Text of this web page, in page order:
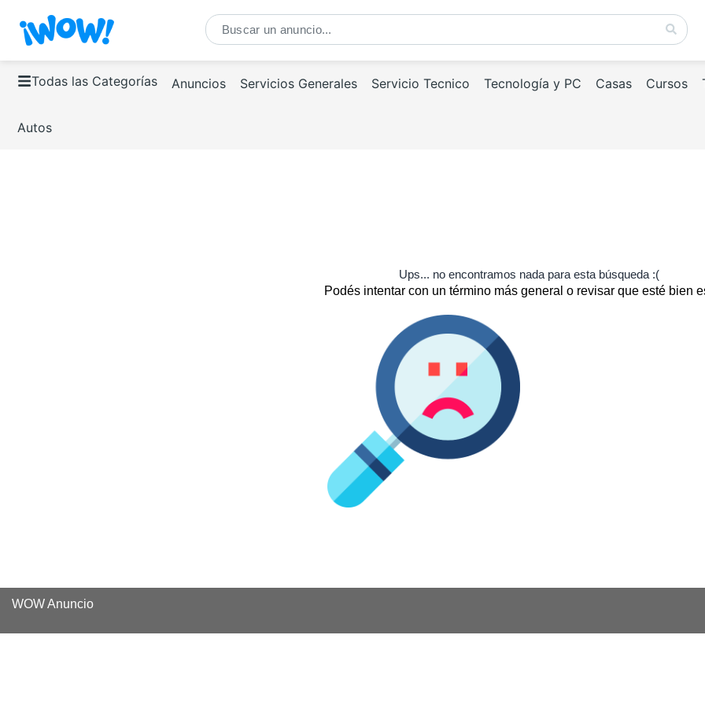
Todas las Categorías Anuncios Servicios Generales Servicio Tecnico Tecnología y PC Casas Cursos
Autos
Ups... no encontramos nada para esta búsqueda :(
Podés intentar con un término más general o revisar que esté bien
WOW Anuncio